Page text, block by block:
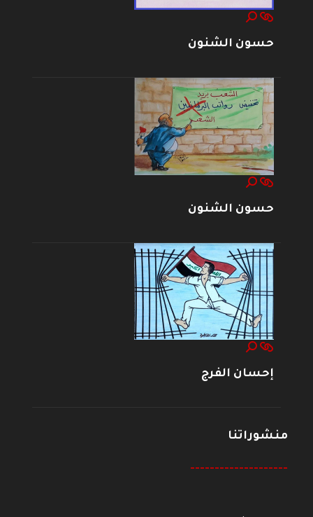
حسون الشنون
حسون الشنون
إحسان الفرج
منشوراتنا
--------------------